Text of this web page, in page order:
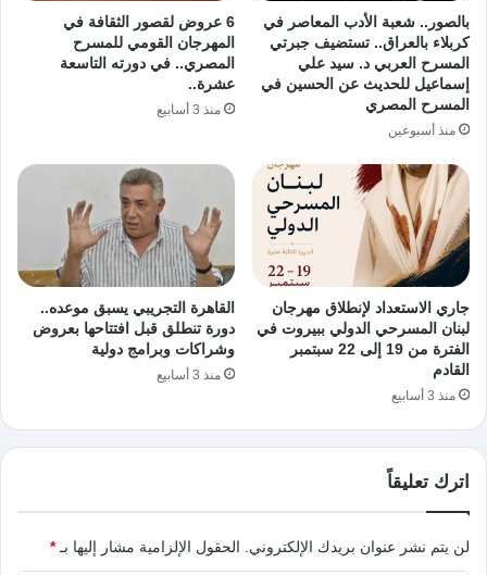
بالصور.. شعبة الأدب المعاصر في
كربلاء بالعراق.. تستضيف جبرتي
المسرح العربي د. سيد علي
إسماعيل للحديث عن الحسين في
المسرح المصري
منذ أسبوعين
6 عروض لقصور الثقافة في
المهرجان القومي للمسرح
المصري.. في دورته التاسعة
عشرة..
منذ 3 أسابيع
جاري الاستعداد لإنطلاق مهرجان
لبنان المسرحي الدولي ببيروت في
الفترة من 19 إلى 22 سبتمبر
القادم
منذ 3 أسابيع
القاهرة التجريبي يسبق موعده..
دورة تنطلق قبل افتتاحها بعروض
وشراكات وبرامج دولية
منذ 3 أسابيع
اترك تعليقاً
لن يتم نشر عنوان بريدك الإلكتروني. الحقول الإلزامية مشار إليها بـ*